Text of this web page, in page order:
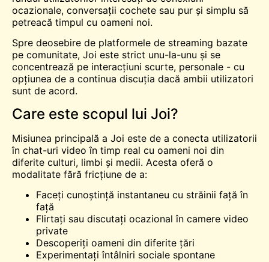
ocazionale, conversații cochete sau pur și simplu să
petreacă timpul cu oameni noi.
Spre deosebire de platformele de streaming bazate
pe comunitate, Joi este strict unu-la-unu și se
concentrează pe interacțiuni scurte, personale - cu
opțiunea de a continua discuția dacă ambii utilizatori
sunt de acord.
Care este scopul lui Joi?
Misiunea principală a Joi este de a conecta utilizatorii
în chat-uri video în timp real cu oameni noi din
diferite culturi, limbi și medii. Acesta oferă o
modalitate fără fricțiune de a:
Faceți cunoștință instantaneu cu străinii față în
față
Flirtați sau discutați ocazional în camere video
private
Descoperiți oameni din diferite țări
Experimentați întâlniri sociale spontane